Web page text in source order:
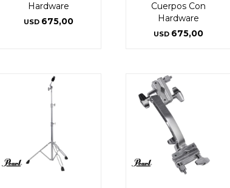
Hardware
USD 675,00
Cuerpos Con
Hardware
USD 675,00